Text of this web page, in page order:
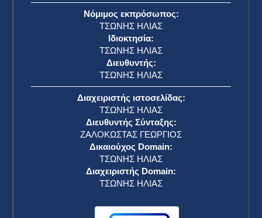
Νόμιμος εκπρόσωπος:
ΤΣΩΝΗΣ ΗΛΙΑΣ
Ιδιοκτησία:
ΤΣΩΝΗΣ ΗΛΙΑΣ
Διευθυντής:
ΤΣΩΝΗΣ ΗΛΙΑΣ
Διαχειριστής ιστοσελίδας:
ΤΣΩΝΗΣ ΗΛΙΑΣ
Διευθυντής Σύνταξης:
ΖΑΛΟΚΩΣΤΑΣ ΓΕΩΡΓΙΟΣ
Δικαιούχος Domain:
ΤΣΩΝΗΣ ΗΛΙΑΣ
Διαχειριστής Domain:
ΤΣΩΝΗΣ ΗΛΙΑΣ